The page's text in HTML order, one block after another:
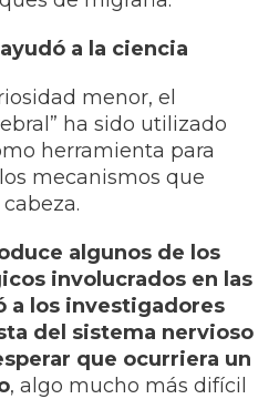
a la ciencia
menor, el
ha sido utilizado
herramienta para
mecanismos que
algunos de los
involucrados en las
a los investigadores
del sistema nervioso
que ocurriera un
, algo mucho más difícil